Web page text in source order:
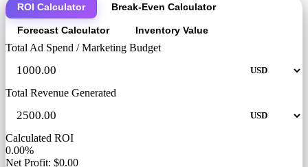
ROI Calculator Break-Even Calculator
Forecast Calculator Inventory Value
Total Ad Spend / Marketing Budget
Total Revenue Generated
Calculated ROI
0.00%
Net Profit: $0.00